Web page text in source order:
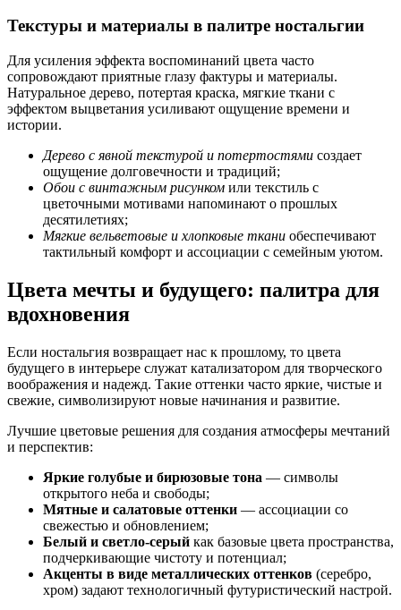
Текстуры и материалы в палитре ностальгии
Для усиления эффекта воспоминаний цвета часто
сопровождают приятные глазу фактуры и материалы.
Натуральное дерево, потертая краска, мягкие ткани с
эффектом выцветания усиливают ощущение времени и
истории.
Дерево с явной текстурой и потертостями создает
ощущение долговечности и традиций;
Обои с винтажным рисунком или текстиль с
цветочными мотивами напоминают о прошлых
десятилетиях;
Мягкие вельветовые и хлопковые ткани обеспечивают
тактильный комфорт и ассоциации с семейным уютом.
Цвета мечты и будущего: палитра для
вдохновения
Если ностальгия возвращает нас к прошлому, то цвета
будущего в интерьере служат катализатором для творческого
воображения и надежд. Такие оттенки часто яркие, чистые и
свежие, символизируют новые начинания и развитие.
Лучшие цветовые решения для создания атмосферы мечтаний
и перспектив:
Яркие голубые и бирюзовые тона — символы
открытого неба и свободы;
Мятные и салатовые оттенки — ассоциации со
свежестью и обновлением;
Белый и светло-серый как базовые цвета пространства,
подчеркивающие чистоту и потенциал;
Акценты в виде металлических оттенков (серебро,
хром) задают технологичный футуристический настрой.